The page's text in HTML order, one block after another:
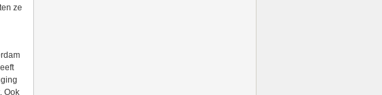
ze
Ook